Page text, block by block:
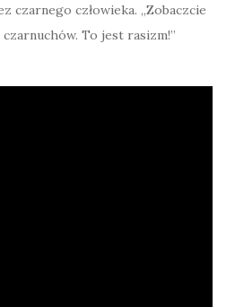
czarnego człowieka. „Zobaczcie
To jest rasizm!”